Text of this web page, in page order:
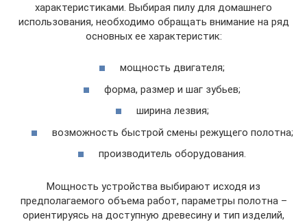
характеристиками. Выбирая пилу для домашнего
использования, необходимо обращать внимание на ряд
основных ее характеристик:
мощность двигателя;
форма, размер и шаг зубьев;
ширина лезвия;
возможность быстрой смены режущего полотна;
производитель оборудования.
Мощность устройства выбирают исходя из
предполагаемого объема работ, параметры полотна –
ориентируясь на доступную древесину и тип изделий,